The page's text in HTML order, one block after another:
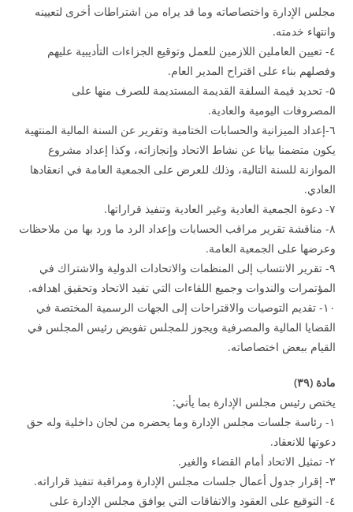
مجلس الإدارة واختصاصاته وما قد يراه من اشتراطات أخرى لتعيينه
وانتهاء خدمته.
٤- تعيين العاملين اللازمين للعمل وتوقيع الجزاءات التأديبية عليهم
وفصلهم بناء على اقتراح المدير العام.
۵- تحديد قيمة السلفة القديمة المستديمة للصرف منها على
المصروفات اليومية والعادية.
٦-إعداد الميزانية والحسابات الختامية وتقرير عن السنة المالية المنتهية
يكون متضمنا بيانا عن نشاط الاتحاد وإنجازاته، وكذا إعداد مشروع
الموازنة للسنة التالية، وذلك للعرض على الجمعية العامة في انعقادها
العادي.
۷- دعوة الجمعية العادية وغير العادية وتنفيذ قراراتها.
۸- مناقشة تقرير مراقب الحسابات وإعداد الرد ما ورد بها من ملاحظات
وعرضها على الجمعية العامة.
۹- تقرير الانتساب إلى المنظمات والاتحادات الدولية والاشتراك في
المؤتمرات والندوات وجميع اللقاءات التي تفيد الاتحاد وتحقيق اهدافه.
۱۰- تقديم التوصيات والاقتراحات إلى الجهات الرسمية المختصة في
القضايا المالية والمصرفية ويجوز للمجلس تفويض رئيس المجلس في
القيام ببعض اختصاصاته.
مادة (۳۹)
يختص رئيس مجلس الإدارة بما يأتي:
۱- رئاسة جلسات مجلس الإدارة وما يحضره من لجان داخلية وله حق
دعوتها للانعقاد.
۲- تمثيل الاتحاد أمام القضاء والغير.
۳- إقرار جدول أعمال جلسات مجلس الإدارة ومراقبة تنفيذ قراراته.
٤- التوقيع على العقود والاتفاقات التي يوافق مجلس الإدارة على